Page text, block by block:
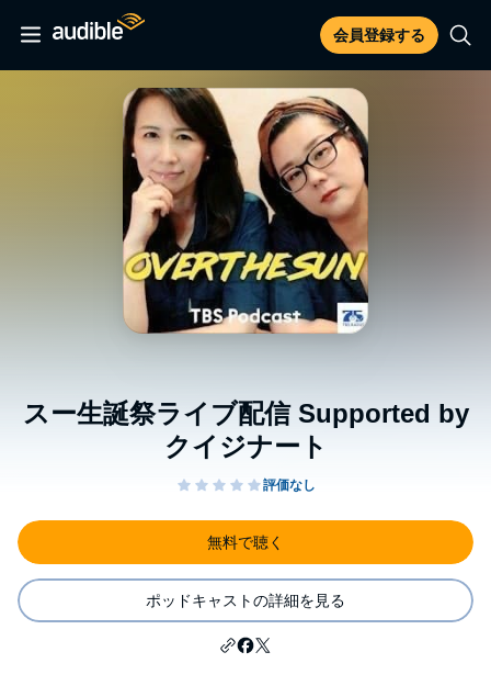
会員登録する
スー生誕祭ライブ配信 Supported by
クイジナート
無料で聴く
ポッドキャストの詳細を見る